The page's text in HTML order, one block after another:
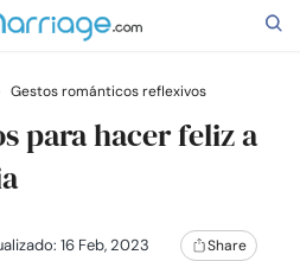
Gestos románticos reflexivos
para hacer feliz a
16 Feb, 2023 Share